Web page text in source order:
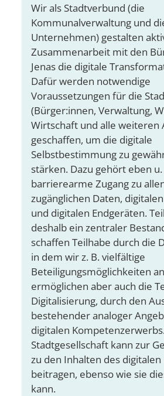
Wir als Stadtverbund (die
Kommunalverwaltung und
Unternehmen) gestalten
Zusammenarbeit mit den
Jenas die digitale
Dafür werden notwendige
Voraussetzungen für die
(Bürger:innen, Verwaltung,
Wirtschaft und alle weiteren
geschaffen, um die digitale
Selbstbestimmung zu
stärken. Dazu gehört eben
barrierearme Zugang zu
zugänglichen Daten,
und digitalen Endgeräten.
deshalb ein zentraler
schaffen Teilhabe durch die
in dem wir z. B. vielfältige
Beteiligungsmöglichkeiten
ermöglichen aber auch die
Digitalisierung, durch den
bestehender analoger
digitalen
Stadtgesellschaft kann zur
zu den Inhalten des digitalen
beitragen, ebenso wie sie
kann.